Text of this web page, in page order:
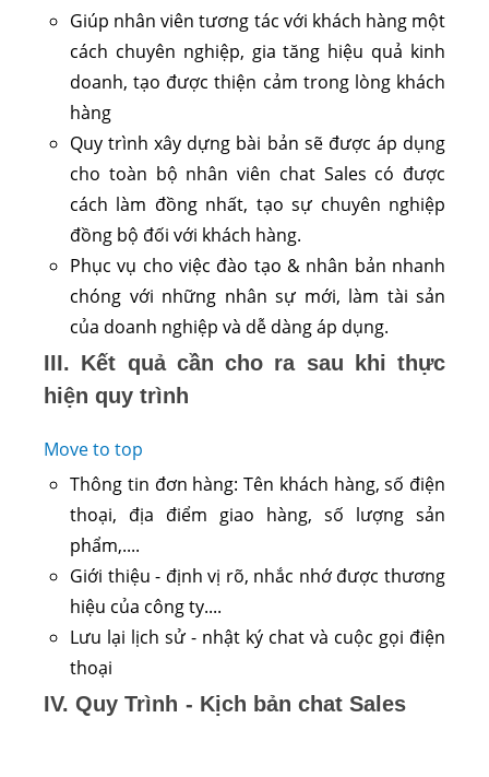
Giúp nhân viên tương tác với khách hàng một
cách chuyên nghiệp, gia tăng hiệu quả kinh
doanh, tạo được thiện cảm trong lòng khách
hàng
Quy trình xây dựng bài bản sẽ được áp dụng
cho toàn bộ nhân viên chat Sales có được
cách làm đồng nhất, tạo sự chuyên nghiệp
đồng bộ đối với khách hàng.
Phục vụ cho việc đào tạo & nhân bản nhanh
chóng với những nhân sự mới, làm tài sản
của doanh nghiệp và dễ dàng áp dụng.
III. Kết quả cần cho ra sau khi thực
hiện quy trình
Move to top
Thông tin đơn hàng: Tên khách hàng, số điện
thoại, địa điểm giao hàng, số lượng sản
phẩm,....
Giới thiệu - định vị rõ, nhắc nhớ được thương
hiệu của công ty....
Lưu lại lịch sử - nhật ký chat và cuộc gọi điện
thoại
IV. Quy Trình - Kịch bản chat Sales